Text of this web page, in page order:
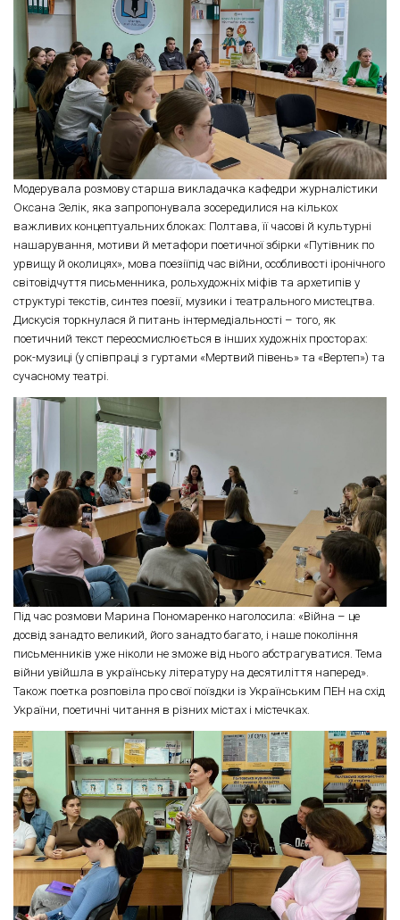
Модерувала розмову старша викладачка кафедри журналістики
Оксана Зелік, яка запропонувала зосередилися на кількох
важливих концептуальних блоках: Полтава, її часові й культурні
нашарування, мотиви й метафори поетичної збірки «Путівник по
урвищу й околицях», мова поезіїпід час війни, особливості іронічного
світовідчуття письменника, рольхудожніх міфів та архетипів у
структурі текстів, синтез поезії, музики і театрального мистецтва.
Дискусія торкнулася й питань інтермедіальності – того, як
поетичний текст переосмислюється в інших художніх просторах:
рок-музиці (у співпраці з гуртами «Мертвий півень» та «Вертеп») та
сучасному театрі.
Під час розмови Марина Пономаренко наголосила: «Війна – це
досвід занадто великий, його занадто багато, і наше покоління
письменників уже ніколи не зможе від нього абстрагуватися. Тема
війни увійшла в українську літературу на десятиліття наперед».
Також поетка розповіла про свої поїздки із Українським ПЕН на схід
України, поетичні читання в різних містах і містечках.